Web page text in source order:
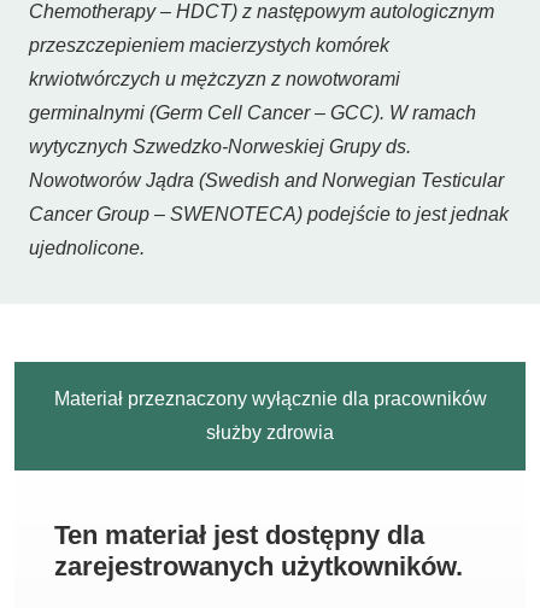
Chemotherapy – HDCT) z następowym autologicznym
przeszczepieniem macierzystych komórek
krwiotwórczych u mężczyzn z nowotworami
germinalnymi (Germ Cell Cancer – GCC). W ramach
wytycznych Szwedzko-Norweskiej Grupy ds.
Nowotworów Jądra (Swedish and Norwegian Testicular
Cancer Group – SWENOTECA) podejście to jest jednak
ujednolicone.
Materiał przeznaczony wyłącznie dla pracowników
służby zdrowia
Ten materiał jest dostępny dla
zarejestrowanych użytkowników.